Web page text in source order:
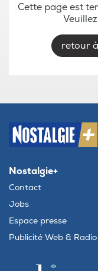
Cette page est
retour
Nostalgie+
Contact
Jobs
Espace presse
Publicité Web & Radio